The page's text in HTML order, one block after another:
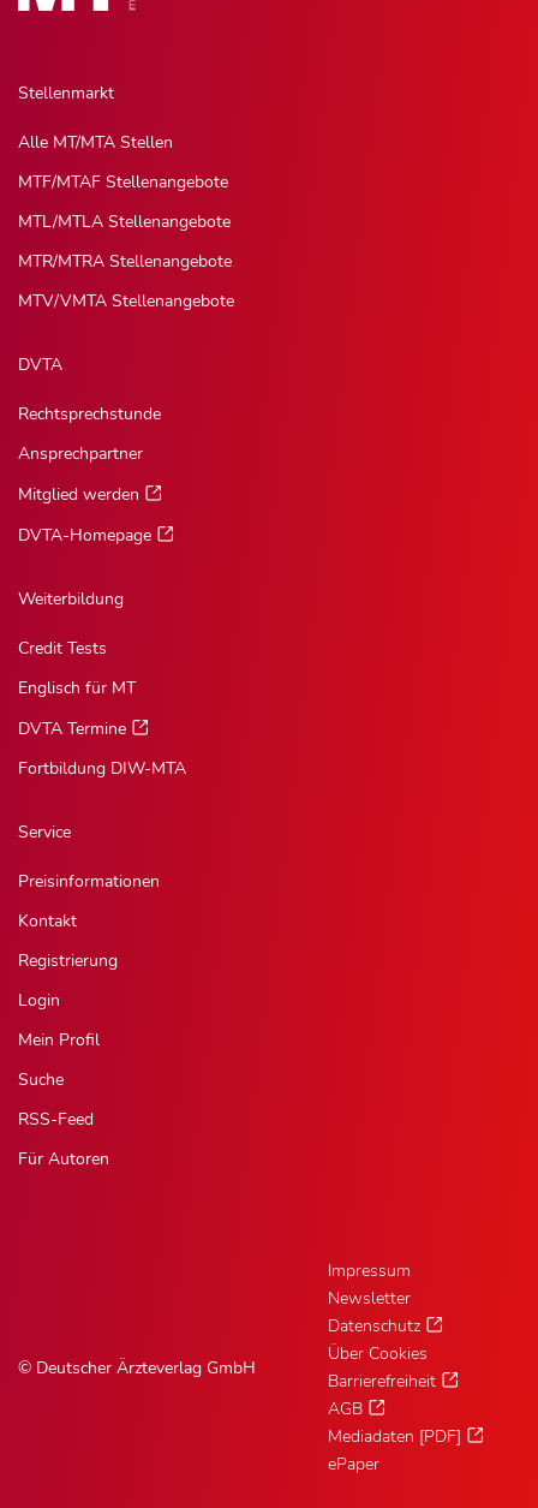
Stellenmarkt
Alle MT/MTA Stellen
MTF/MTAF Stellenangebote
MTL/MTLA Stellenangebote
MTR/MTRA Stellenangebote
MTV/VMTA Stellenangebote
DVTA
Rechtsprechstunde
Ansprechpartner
Mitglied werden
DVTA-Homepage
Weiterbildung
Credit Tests
Englisch für MT
DVTA Termine
Fortbildung DIW-MTA
Service
Preisinformationen
Kontakt
Registrierung
Login
Mein Profil
Suche
RSS-Feed
Für Autoren
© Deutscher Ärzteverlag GmbH
Impressum
Newsletter
Datenschutz
Über Cookies
Barrierefreiheit
AGB
Mediadaten [PDF]
ePaper